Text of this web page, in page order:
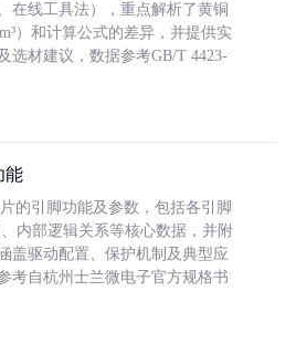
在线工具法），重点解析了黄铜
）和计算公式的差异，并提供实
选材建议，数据参考GB/T 4423-
能
的引脚功能及参数，包括各引脚
内部逻辑关系等核心数据，并附
盖驱动配置、保护机制及典型应
考自杭州士兰微电子官方规格书